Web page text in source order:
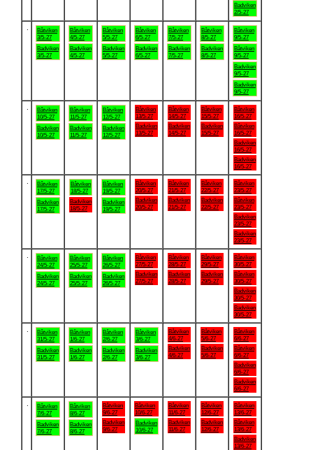
Badviken
2/5-27
Båtviken
3/5-27
Badviken
3/5-27
Båtviken
4/5-27
Badviken
4/5-27
Båtviken
5/5-27
Badviken
5/5-27
Båtviken
6/5-27
Badviken
6/5-27
Båtviken
7/5-27
Badviken
7/5-27
Båtviken
8/5-27
Badviken
8/5-27
Båtviken
9/5-27
Båtviken
9/5-27
Badviken
9/5-27
Badviken
9/5-27
Båtviken
10/5-27
Badviken
10/5-27
Båtviken
11/5-27
Badviken
11/5-27
Båtviken
12/5-27
Badviken
12/5-27
Båtviken
13/5-27
Badviken
13/5-27
Båtviken
14/5-27
Badviken
14/5-27
Båtviken
15/5-27
Badviken
15/5-27
Båtviken
16/5-27
Båtviken
16/5-27
Badviken
16/5-27
Badviken
16/5-27
Båtviken
17/5-27
Badviken
17/5-27
Båtviken
18/5-27
Badviken
18/5-27
Båtviken
19/5-27
Badviken
19/5-27
Båtviken
20/5-27
Badviken
20/5-27
Båtviken
21/5-27
Badviken
21/5-27
Båtviken
22/5-27
Badviken
22/5-27
Båtviken
23/5-27
Båtviken
23/5-27
Badviken
23/5-27
Badviken
23/5-27
Båtviken
24/5-27
Badviken
24/5-27
Båtviken
25/5-27
Badviken
25/5-27
Båtviken
26/5-27
Badviken
26/5-27
Båtviken
27/5-27
Badviken
27/5-27
Båtviken
28/5-27
Badviken
28/5-27
Båtviken
29/5-27
Badviken
29/5-27
Båtviken
30/5-27
Båtviken
30/5-27
Badviken
30/5-27
Badviken
30/5-27
Båtviken
31/5-27
Badviken
31/5-27
Båtviken
1/6-27
Badviken
1/6-27
Båtviken
2/6-27
Badviken
2/6-27
Båtviken
3/6-27
Badviken
3/6-27
Båtviken
4/6-27
Badviken
4/6-27
Båtviken
5/6-27
Badviken
5/6-27
Båtviken
6/6-27
Båtviken
6/6-27
Badviken
6/6-27
Badviken
6/6-27
Båtviken
7/6-27
Badviken
7/6-27
Båtviken
8/6-27
Badviken
8/6-27
Båtviken
9/6-27
Badviken
9/6-27
Båtviken
10/6-27
Badviken
10/6-27
Båtviken
11/6-27
Badviken
11/6-27
Båtviken
12/6-27
Badviken
12/6-27
Båtviken
13/6-27
Båtviken
13/6-27
Badviken
13/6-27